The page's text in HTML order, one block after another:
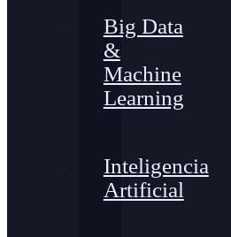
Big Data
&
Machine
Learning
Inteligencia
Artificial